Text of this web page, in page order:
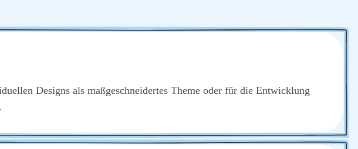
Designs als maß­ge­schnei­der­tes The­me oder für die Ent­wick­lung